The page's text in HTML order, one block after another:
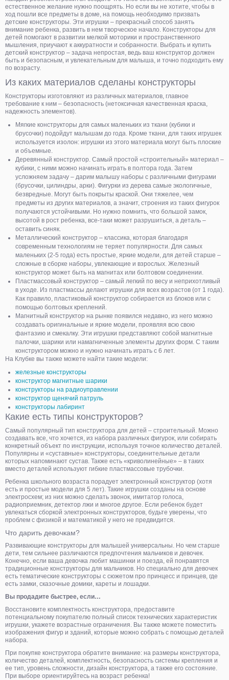
естественное желание нужно поощрять. Но если вы не хотите, чтобы в
ход пошли все предметы в доме, на помощь необходимо призвать
детские конструкторы. Эти игрушки – прекрасный способ занять
внимание ребенка, развить в нем творческое начало. Конструкторы для
детей помогают в развитии мелкой моторики и пространственного
мышления, приучают к аккуратности и собранности. Выбрать и купить
детский конструктор – задача непростая, ведь ваш конструктор должен
быть и безопасным, и увлекательным для малыша, и точно подходить ему
по возрасту.
Из каких материалов сделаны конструкторы
Конструкторы изготовляют из различных материалов, главное
требование к ним – безопасность (нетоксичная качественная краска,
надежность элементов).
Мягкие конструкторы для самых маленьких из ткани (кубики и
брусочки) подойдут малышам до года. Кроме ткани, для таких игрушек
используется изолон: игрушки из этого материала могут быть плоские
и объемные.
Деревянный конструктор. Самый простой «строительный» материал –
кубики, с ними можно начинать играть в полтора года. Затем
усложняем задачу – дарим малышу наборы с различными фигурами
(брусочки, цилиндры, арки). Фигурки из дерева самые экологичные,
безвредные. Могут быть покрыты краской. Они тяжелее, чем
предметы из других материалов, а значит, строения из таких фигурок
получаются устойчивыми. Но нужно помнить, что большой замок,
высотой в рост ребенка, все-таки может разрушиться, а деталь –
оставить синяк.
Металлический конструктор – классика, которая благодаря
современным технологиям не теряет популярности. Для самых
маленьких (2-5 года) есть простые, яркие модели, для детей старше –
сложные в сборке наборы, увлекающие и взрослых. Железный
конструктор может быть на магнитах или болтовом соединении.
Пластмассовый конструктор – самый легкий по весу и неприхотливый
в уходе. Из пластмассы делают игрушки для всех возрастов (от 1 года).
Как правило, пластиковый конструктор собирается из блоков или с
помощью болтовых креплений.
Магнитный конструктор на рынке появился недавно, из него можно
создавать оригинальные и яркие модели, проявляя всю свою
фантазию и смекалку. Эти игрушки представляют собой магнитные
палочки, шарики или намагниченные элементы других форм. С таким
конструктором можно и нужно начинать играть с 6 лет.
На Клубке вы также можете найти такие модели:
железные конструкторы
конструктор магнитные шарики
конструкторы на радиоуправлении
конструктор щенячий патруль
конструкторы лабиринт
Какие есть типы конструкторов?
Самый популярный тип конструктора для детей – строительный. Можно
создавать все, что хочется, из набора различных фигурок, или собирать
конкретный объект по инструкции, используя точное количество деталей.
Популярны и «суставные» конструкторы, соединительные детали
которых напоминают сустав. Также есть «криволинейные» – в таких
вместо деталей используют гибкие пластмассовые трубочки.
Ребенка школьного возраста порадует электронный конструктор (хотя
есть и простые модели для 5 лет). Такие игрушки созданы на основе
электросхем; из них можно сделать звонок, имитатор голоса,
радиоприемник, детектор лжи и многое другое. Если ребенок будет
увлекаться сборкой электронных конструкторов, будьте уверены, что
проблем с физикой и математикой у него не предвидится.
Что дарить девочкам?
Развивающие конструкторы для малышей универсальны. Но чем старше
дети, тем сильнее различаются предпочтения мальчиков и девочек.
Конечно, если ваша девочка любит машинки и поезда, ей понравятся
традиционные конструкторы для мальчиков. Но специально для девочек
есть тематические конструкторы с сюжетом про принцесс и принцев, где
есть замки, сказочные домики, кареты и лошадки.
Вы продадите быстрее, если…
Восстановите комплектность конструктора, предоставите
потенциальному покупателю полный список технических характеристик
игрушки, укажете возрастные ограничения. Вы также можете поместить
изображения фигур и зданий, которые можно собрать с помощью деталей
набора.
При покупке конструктора обратите внимание: на размеры конструктора,
количество деталей, комплектность, безопасность системы крепления и
ее тип, уровень сложности, дизайн конструктора, а также его состояние.
При выборе ориентируйтесь на возраст ребенка!